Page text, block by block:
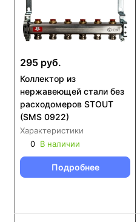
295 руб.
Коллектор из
нержавеющей стали без
расходомеров STOUT
(SMS 0922)
Характеристики
0 В наличии
Подробнее